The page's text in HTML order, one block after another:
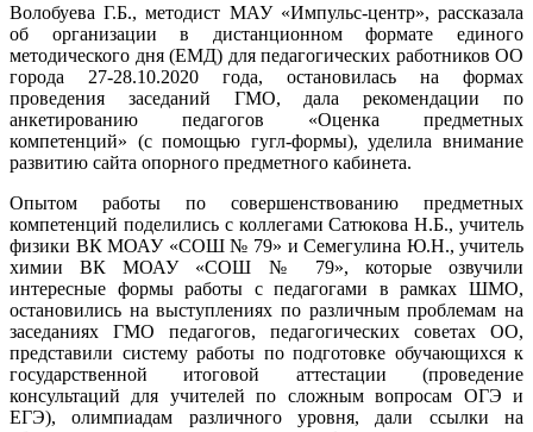
Волобуева Г.Б., методист МАУ «Импульс-центр», рассказала
об организации в дистанционном формате единого
методического дня (ЕМД) для педагогических работников ОО
города 27-28.10.2020 года, остановилась на формах
проведения заседаний ГМО, дала рекомендации по
анкетированию педагогов «Оценка предметных
компетенций» (с помощью гугл-формы), уделила внимание
развитию сайта опорного предметного кабинета.
Опытом работы по совершенствованию предметных
компетенций поделились с коллегами Сатюкова Н.Б., учитель
физики ВК МОАУ «СОШ № 79» и Семегулина Ю.Н., учитель
химии ВК МОАУ «СОШ № 79», которые озвучили
интересные формы работы с педагогами в рамках ШМО,
остановились на выступлениях по различным проблемам на
заседаниях ГМО педагогов, педагогических советах ОО,
представили систему работы по подготовке обучающихся к
государственной итоговой аттестации (проведение
консультаций для учителей по сложным вопросам ОГЭ и
ЕГЭ), олимпиадам различного уровня, дали ссылки на